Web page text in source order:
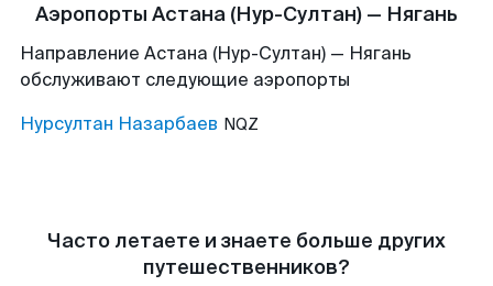
Аэропорты Астана (Нур-Султан) — Нягань
Направление Астана (Нур-Султан) — Нягань
обслуживают следующие аэропорты
Нурсултан Назарбаев NQZ
Часто летаете и знаете больше других
путешественников?